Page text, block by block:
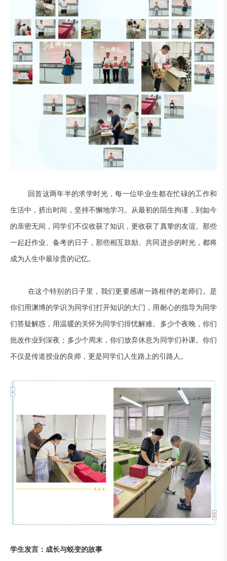
回首这两年半的求学时光，每一位毕业生都在忙碌的工作和
生活中，挤出时间，坚持不懈地学习。从最初的陌生拘谨，到如今
的亲密无间，同学们不仅收获了知识，更收获了真挚的友谊。那些
一起赶作业、备考的日子，那些相互鼓励、共同进步的时光，都将
成为人生中最珍贵的记忆。
在这个特别的日子里，我们更要感谢一路相伴的老师们。是
你们用渊博的学识为同学们打开知识的大门，用耐心的指导为同学
们答疑解惑，用温暖的关怀为同学们排忧解难。多少个夜晚，你们
批改作业到深夜；多少个周末，你们放弃休息为同学们补课。你们
不仅是传道授业的良师，更是同学们人生路上的引路人。
学生发言：成长与蜕变的故事